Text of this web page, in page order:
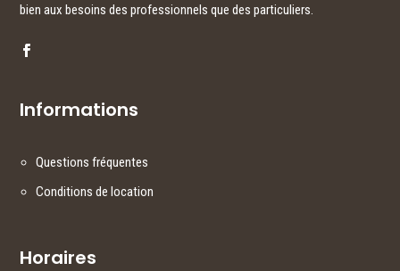
bien aux besoins des professionnels que des particuliers.
Informations
Questions fréquentes
Conditions de location
Horaires